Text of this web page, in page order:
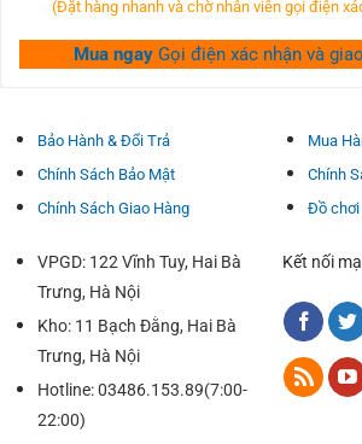
Thảm lót sàn taplo xe Toyota Venza
thể thiếu của nhiều dòng xe hiện nay.
Chức năng chính là làm mát nội thất xe,
Hơn nữa, nỉ không thấm nước và dễ
Điều này rất hữu ích khi bảng điều
hoặc thức ăn làm bẩn.
Không thể không kể đến một chức năng
bảo vệ bề mặt táp lô khỏi những vết trầy
đồ vật gây ra.
(Đặt hàng nhanh và chờ nhân viên gọi điện
Mua ngay Gọi điện xác nhận và
Bảo Hành & Đổi Trả
Chính Sách Bảo Mật
Chính Sách Giao Hàng
Mua
Chính
Đồ chơi
VPGD: 122 Vĩnh Tuy, Hai Bà
Trưng, Hà Nội
Kho: 11 Bạch Đằng, Hai Bà
Trưng, Hà Nội
Hotline: 03486.153.89(7:00-
22:00)
Kết nối